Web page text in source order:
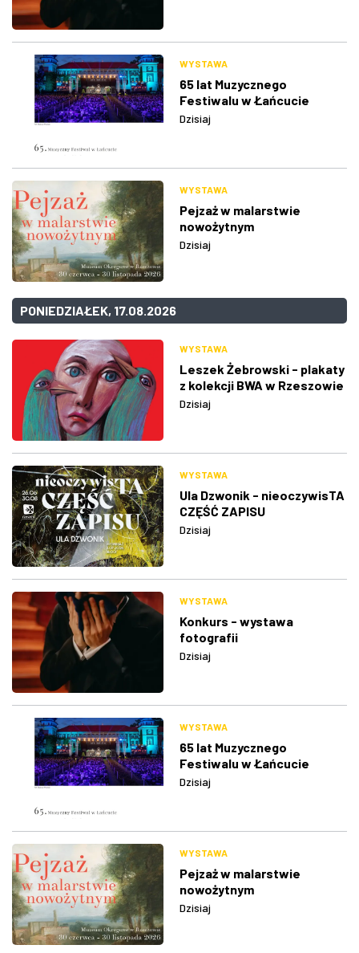
WYSTAWA
65 lat Muzycznego
Festiwalu w Łańcucie
Dzisiaj
WYSTAWA
Pejzaż w malarstwie
nowożytnym
Dzisiaj
PONIEDZIAŁEK, 17.08.2026
WYSTAWA
Leszek Żebrowski - plakaty
z kolekcji BWA w Rzeszowie
Dzisiaj
WYSTAWA
Ula Dzwonik - nieoczywisTA
CZĘŚĆ ZAPISU
Dzisiaj
WYSTAWA
Konkurs - wystawa
fotografii
Dzisiaj
WYSTAWA
65 lat Muzycznego
Festiwalu w Łańcucie
Dzisiaj
WYSTAWA
Pejzaż w malarstwie
nowożytnym
Dzisiaj